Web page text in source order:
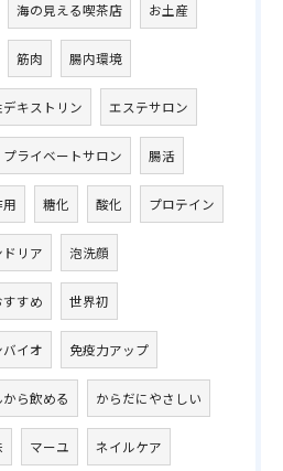
海の見える喫茶店 お土産
筋肉 腸内環境
キストリン エステサロン
プライベートサロン 腸活
糖化 酸化 プロテイン
ドリア 泡洗顔
すめ 世界初
イオ 免疫力アップ
ら飲める からだにやさしい
マーユ ネイルケア